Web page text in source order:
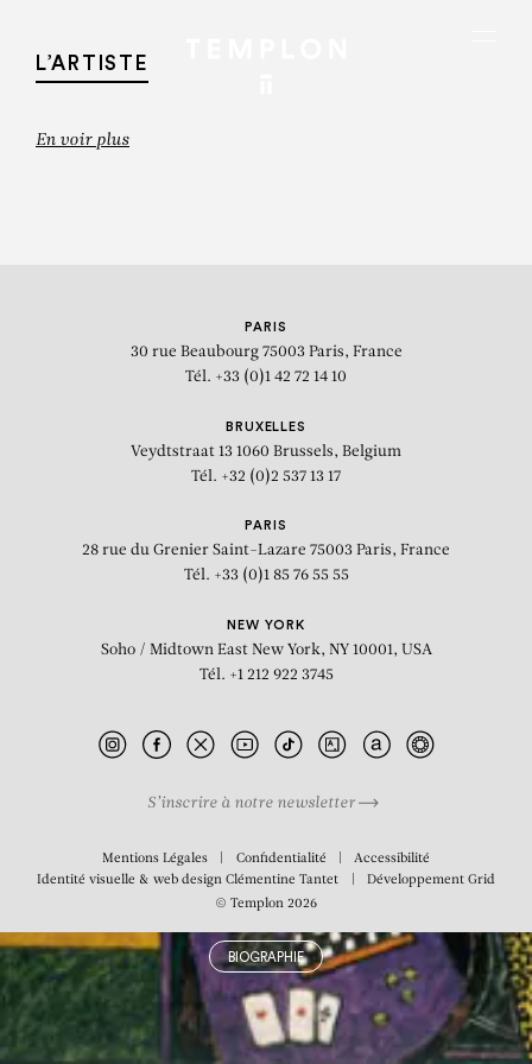
VINCENT BIOULÈS
Le Viallat dans la maison
BIOGRAPHIE
L’ARTISTE
En voir plus
PARIS
30 rue Beaubourg 75003 Paris, France
Tél. +33 (0)1 42 72 14 10
BRUXELLES
Veydtstraat 13 1060 Brussels, Belgium
Tél. +32 (0)2 537 13 17
PARIS
28 rue du Grenier Saint-Lazare 75003 Paris, France
Tél. +33 (0)1 85 76 55 55
NEW YORK
Soho / Midtown East New York, NY 10001, USA
Tél. +1 212 922 3745
S’inscrire à notre newsletter
Mentions Légales Confidentialité
Accessibilité
Identité visuelle & web designClémentine Tantet Développement Grid
© Templon 2026